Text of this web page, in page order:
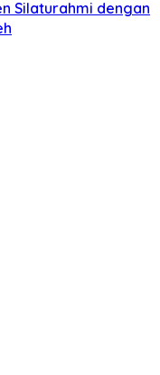
Silaturahmi dengan